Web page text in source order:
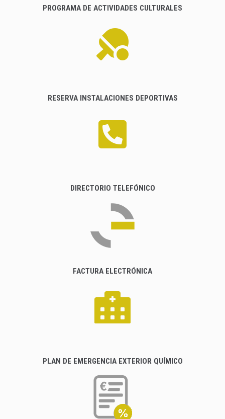
PROGRAMA DE ACTIVIDADES CULTURALES
RESERVA INSTALACIONES DEPORTIVAS
DIRECTORIO TELEFÓNICO
FACTURA ELECTRÓNICA
PLAN DE EMERGENCIA EXTERIOR QUÍMICO